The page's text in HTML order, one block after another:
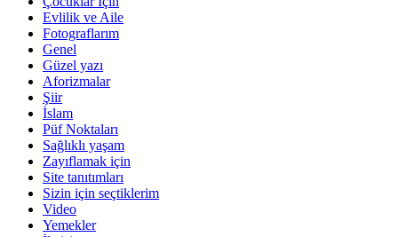
Evlilik ve Aile
Fotograflarım
Genel
Güzel yazı
Aforizmalar
Şiir
İslam
Püf Noktaları
Sağlıklı yaşam
Zayıflamak için
Site tanıtımları
Sizin için seçtiklerim
Video
Yemekler